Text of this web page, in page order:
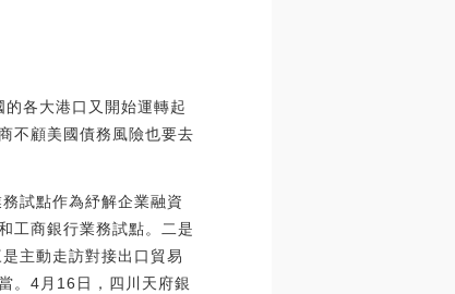
各大港口又開始運轉起
不顧美國債務風險也要去
試點作為紓解企業融資
工商銀行業務試點。二是
主動走訪對接出口貿易
。4月16日，四川天府銀